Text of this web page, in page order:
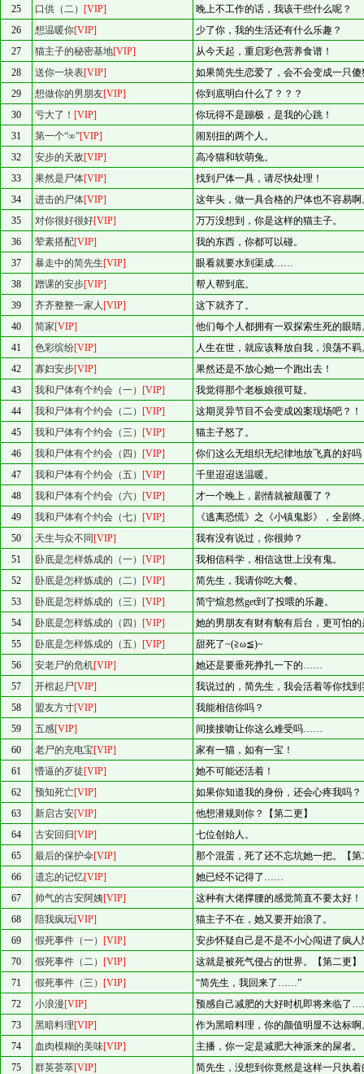
25
口供（二） [VIP]
晚上不工作的话，我该干些什么呢？
26
想温暖你[VIP]
少了你，我的生活还有什么乐趣？
27
猫主子的秘密基地[VIP]
从今天起，重启彩色营养食谱！
28
送你一块表[VIP]
如果简先生恋爱了，会不会变成一只傻
29
想做你的男朋友[VIP]
你到底明白什么了？？？
30
亏大了！ [VIP]
你玩得不是蹦极，是我的心跳！
31
第一个“∞”[VIP]
闹别扭的两个人。
32
安步的天敌[VIP]
高冷猫和软萌兔。
33
果然是尸体[VIP]
找到尸体一具，请尽快处理！
34
进击的尸体[VIP]
这年头，做一具合格的尸体也不容易啊
35
对你很好很好[VIP]
万万没想到，你是这样的猫主子。
36
荤素搭配[VIP]
我的东西，你都可以碰。
37
暴走中的简先生[VIP]
眼看就要水到渠成……
38
蹭课的安步[VIP]
帮人帮到底。
39
齐齐整整一家人 [VIP]
这下就齐了。
40
简家[VIP]
他们每个人都拥有一双探索生死的眼睛
41
色彩缤纷[VIP]
人生在世，就应该释放自我，浪荡不羁
42
寡妇安步[VIP]
果然还是不放心她一个跑出去！
43
我和尸体有个约会（一） [VIP]
我觉得那个老板娘很可疑。
44
我和尸体有个约会（二） [VIP]
这期灵异节目不会变成凶案现场吧？！
45
我和尸体有个约会（三） [VIP]
猫主子怒了。
46
我和尸体有个约会（四） [VIP]
你们这么无组织无纪律地放飞真的好吗
47
我和尸体有个约会（五） [VIP]
千里迢迢送温暖。
48
我和尸体有个约会（六） [VIP]
才一个晚上，剧情就被颠覆了？
49
我和尸体有个约会（七） [VIP]
《逃离恐慌》之《小镇鬼影》，全剧终
50
天生与众不同 [VIP]
我有没有说过，你很帅？
51
卧底是怎样炼成的（一） [VIP]
我相信科学，相信这世上没有鬼。
52
卧底是怎样炼成的（二） [VIP]
简先生，我请你吃大餐。
53
卧底是怎样炼成的（三） [VIP]
简宁煊忽然get到了投喂的乐趣。
54
卧底是怎样炼成的（四） [VIP]
她的男朋友有财有貌有后台，更可怕
55
卧底是怎样炼成的（五） [VIP]
甜死了~(≧ω≦)~
56
安老尸的危机[VIP]
她还是要垂死挣扎一下的……
57
开棺起尸[VIP]
我说过的，简先生，我会活着等你找到
58
盟友方寸[VIP]
我能相信你吗？
59
五感[VIP]
间接接吻让你这么难受吗……
60
老尸的充电宝[VIP]
家有一猫，如有一宝！
61
懵逼的歹徒[VIP]
她不可能还活着！
62
预知死亡[VIP]
如果你知道我的身份，还会心疼我吗？
63
新启古安[VIP]
他想潜规则你？【第二更】
64
古安回归[VIP]
七位创始人。
65
最后的保护伞[VIP]
那个混蛋，死了还不忘坑她一把。【第
66
遗忘的记忆[VIP]
她已经不记得了……
67
帅气的古安阿姨[VIP]
这种有大佬撑腰的感觉简直不要太好！
68
陪我疯玩[VIP]
猫主子不在，她又要开始浪了。
69
假死事件（一） [VIP]
安步怀疑自己是不是不小心闯进了疯人
70
假死事件（二） [VIP]
这就是被死气侵占的世界。【第二更】
71
假死事件（三） [VIP]
“简先生，我回来了……”
72
小浪漫[VIP]
预感自己减肥的大好时机即将来临了
73
黑暗料理[VIP]
作为黑暗料理，你的颜值明显不达标啊
74
血肉模糊的美味[VIP]
主播，你一定是减肥大神派来的屎者
75
群英荟萃[VIP]
简先生，没想到你竟然是这样一只执着